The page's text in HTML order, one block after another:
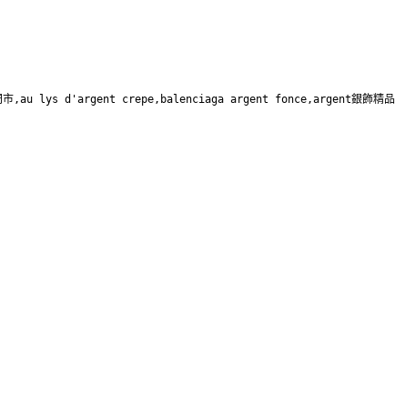
,au lys d'argent crepe,balenciaga argent fonce,argent銀飾精品